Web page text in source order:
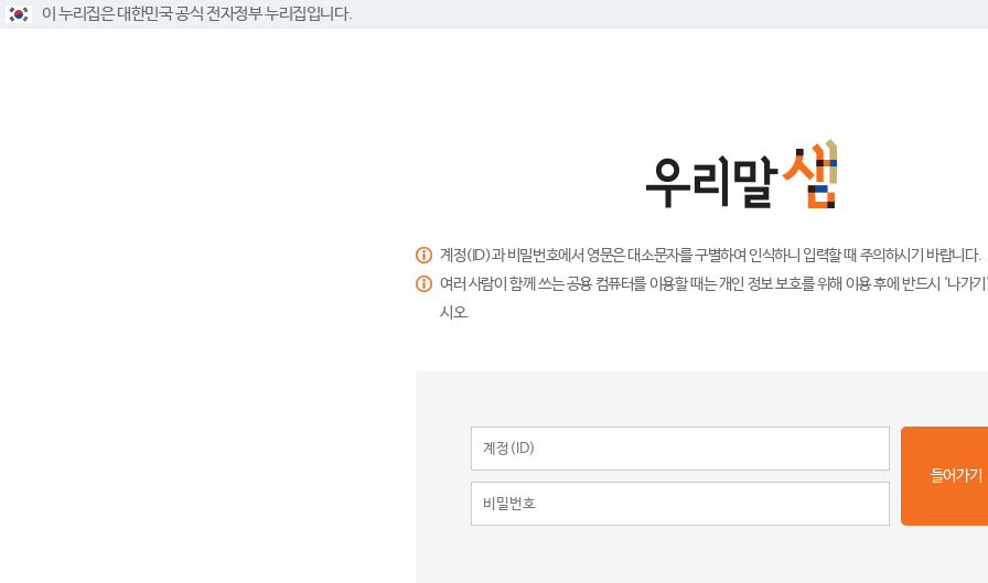
이 누리집은 대한민국 공식 전자정부 누리집입니다.
계정(ID)과 비밀번호에서 영문은 대소문자를 구별하여 인식하니 입력할 때 주의하시기 바랍니다.
여러 사람이 함께 쓰는 공용 컴퓨터를 이용할 때는 개인 정보 보호를 위해 이용 후에 반드시 '나가
시오.
들어가기